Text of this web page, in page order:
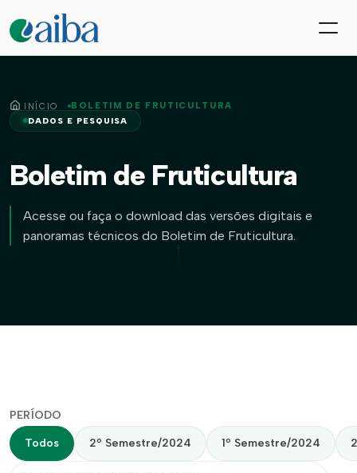
INÍCIO
BOLETIM DE FRUTICULTURA
DADOS E PESQUISA
Boletim de Fruticultura
Acesse ou faça o download das versões digitais e
panoramas técnicos do Boletim de Fruticultura.
PERÍODO
Todos 2º Semestre/2024 1º Semestre/2024